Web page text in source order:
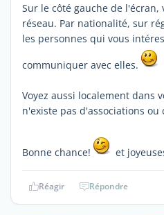
Sur le côté gauche de l'écran,
réseau. Par nationalité, sur
les personnes qui vous
communiquer avec elles.
Voyez aussi localement dans
n'existe pas d'associations ou
Bonne chance! et
Réagir Répondre